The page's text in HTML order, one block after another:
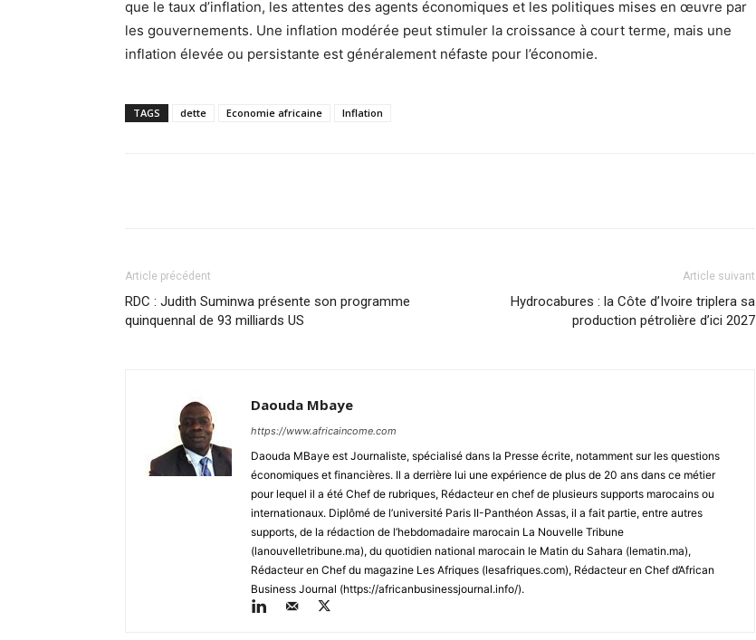
que le taux d’inflation, les attentes des agents économiques et les politiques mises en œuvre par
les gouvernements. Une inflation modérée peut stimuler la croissance à court terme, mais une
inflation élevée ou persistante est généralement néfaste pour l’économie.
TAGS dette Economie africaine Inflation
Article précédent
RDC : Judith Suminwa présente son programme
quinquennal de 93 milliards US
Article suivant
Hydrocabures : la Côte d’Ivoire triplera sa
production pétrolière d’ici 2027
Daouda Mbaye
https://www.africaincome.com
Daouda MBaye est Journaliste, spécialisé dans la Presse écrite, notamment sur les questions
économiques et financières. Il a derrière lui une expérience de plus de 20 ans dans ce métier
pour lequel il a été Chef de rubriques, Rédacteur en chef de plusieurs supports marocains ou
internationaux. Diplômé de l’université Paris II-Panthéon Assas, il a fait partie, entre autres
supports, de la rédaction de l’hebdomadaire marocain La Nouvelle Tribune
(lanouvelletribune.ma), du quotidien national marocain le Matin du Sahara (lematin.ma),
Rédacteur en Chef du magazine Les Afriques (lesafriques.com), Rédacteur en Chef d’African
Business Journal (https://africanbusinessjournal.info/).